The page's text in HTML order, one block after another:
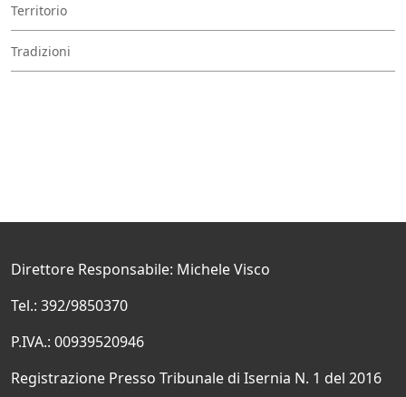
Territorio
Tradizioni
Direttore Responsabile: Michele Visco
Tel.: 392/9850370
P.IVA.: 00939520946
Registrazione Presso Tribunale di Isernia N. 1 del 2016